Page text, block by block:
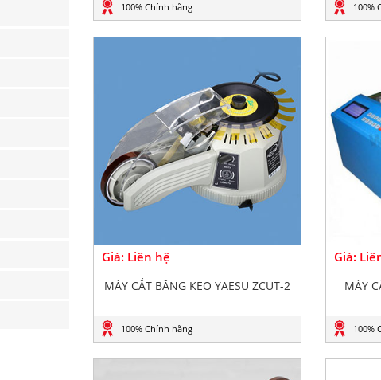
100% Chính hãng 100%
Giá: Liên hệ
MÁY CẮT BĂNG KEO YAESU ZCUT-2
100% Chính hãng
Giá:
MÁY
100%